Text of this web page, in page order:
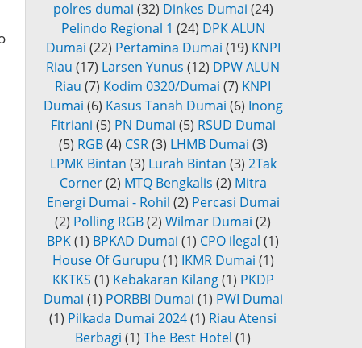
polres dumai (32) Dinkes Dumai (24)
Pelindo Regional 1 (24) DPK ALUN
Dumai (22) Pertamina Dumai (19) KNPI
Riau (17) Larsen Yunus (12) DPW ALUN
Riau (7) Kodim 0320/Dumai (7) KNPI
Dumai (6) Kasus Tanah Dumai (6) Inong
Fitriani (5) PN Dumai (5) RSUD Dumai
(5) RGB (4) CSR (3) LHMB Dumai (3)
LPMK Bintan (3) Lurah Bintan (3) 2Tak
Corner (2) MTQ Bengkalis (2) Mitra
Energi Dumai - Rohil (2) Percasi Dumai
(2) Polling RGB(2) Wilmar Dumai (2)
BPK(1) BPKAD Dumai (1) CPO ilegal (1)
House Of Gurupu (1) IKMR Dumai (1)
KKTKS (1) Kebakaran Kilang (1) PKDP
Dumai (1) PORBBI Dumai (1) PWI Dumai
(1) Pilkada Dumai 2024(1) Riau Atensi
Berbagi (1) The Best Hotel (1)